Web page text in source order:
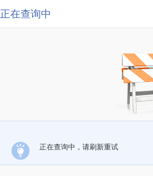
正在查询中
正在查询中，请刷新重试